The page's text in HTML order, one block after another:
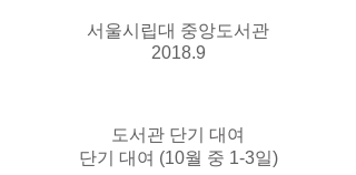
서울시립대 중앙도서관
2018.9
도서관 단기 대여
단기 대여 (10월 중 1-3일)